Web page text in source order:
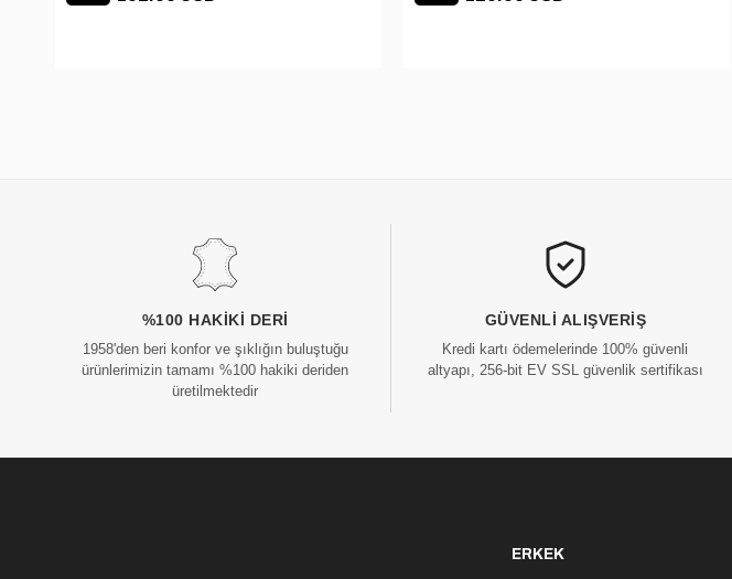
%100 HAKIKI DERI
1958'den beri konfor ve şıklığın buluştuğu
ürünlerimizin tamamı %100 hakiki deriden
üretilmektedir
GÜVENLI ALIŞVERIŞ
Kredi kartı ödemelerinde 100% güvenli
altyapı, 256-bit EV SSL güvenlik sertifikası
ERKEK